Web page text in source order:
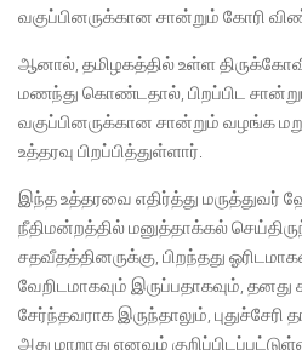
வகுப்பினருக்கான சான்றும் கோரி
ஆனால், தமிழகத்தில் உள்ள
மணந்து கொண்டதால், பிறப்பிட
வகுப்பினருக்கான சான்றும் வழங்க
உத்தரவு பிறப்பித்துள்ளார்.
இந்த உத்தரவை எதிர்த்து
நீதிமன்றத்தில் மனுத்தாக்கல்
சதவீதத்தினருக்கு, பிறந்தது
வேறிடமாகவும் இருப்பதாகவும்,
சேர்ந்தவராக இருந்தாலும், புதுச்சேரி
அது மாறாது எனவும்